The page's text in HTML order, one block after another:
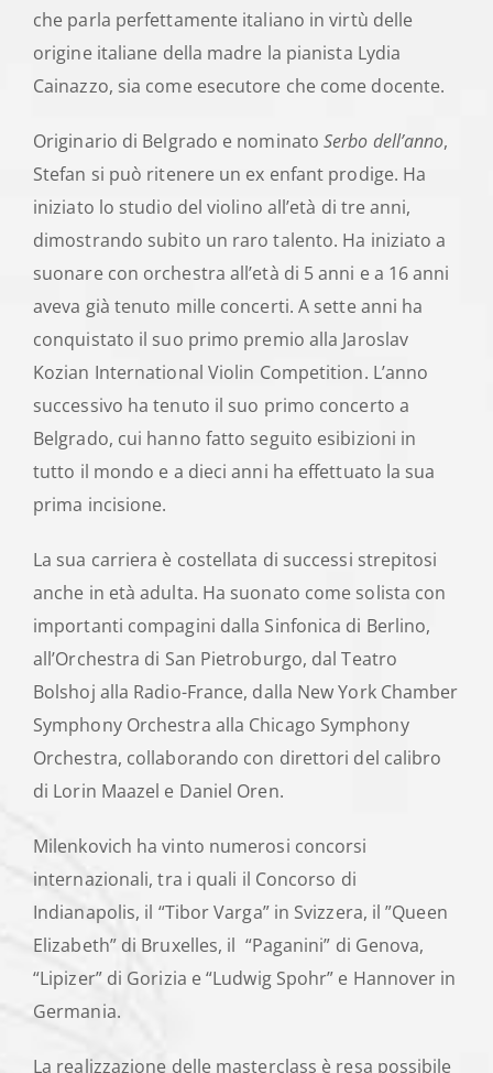
che parla perfettamente italiano in virtù delle
origine italiane della madre la pianista Lydia
Cainazzo, sia come esecutore che come docente.
Originario di Belgrado e nominatoSerbo dell’anno,
Stefan si può ritenere un ex enfant prodige. Ha
iniziato lo studio del violino all’età di tre anni,
dimostrando subito un raro talento. Ha iniziato a
suonare con orchestra all’età di 5 anni e a 16 anni
aveva già tenuto mille concerti. A sette anni ha
conquistato il suo primo premio alla Jaroslav
Kozian International Violin Competition. L’anno
successivo ha tenuto il suo primo concerto a
Belgrado, cui hanno fatto seguito esibizioni in
tutto il mondo e a dieci anni ha effettuato la sua
prima incisione.
La sua carriera è costellata di successi strepitosi
anche in età adulta. Ha suonato come solista con
importanti compagini dalla Sinfonica di Berlino,
all’Orchestra di San Pietroburgo, dal Teatro
Bolshoj alla Radio-France, dalla New York Chamber
Symphony Orchestra alla Chicago Symphony
Orchestra, collaborando con direttori del calibro
di Lorin Maazel e Daniel Oren.
Milenkovich ha vinto numerosi concorsi
internazionali, tra i quali il Concorso di
Indianapolis, il “Tibor Varga” in Svizzera, il ”Queen
Elizabeth” di Bruxelles, il “Paganini” di Genova,
“Lipizer” di Gorizia e “Ludwig Spohr” e Hannover in
Germania.
La realizzazione delle masterclass è resa possibile